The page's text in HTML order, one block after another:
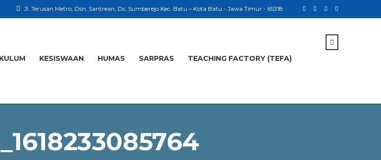
Jl. Terusan Metro, Dsn. Santrean, Ds. Sumberejo Kec. Batu – Kota Batu - Jawa Timur - 65318
KESISWAAN HUMAS SARPRAS TEACHING FACTORY (TEFA)